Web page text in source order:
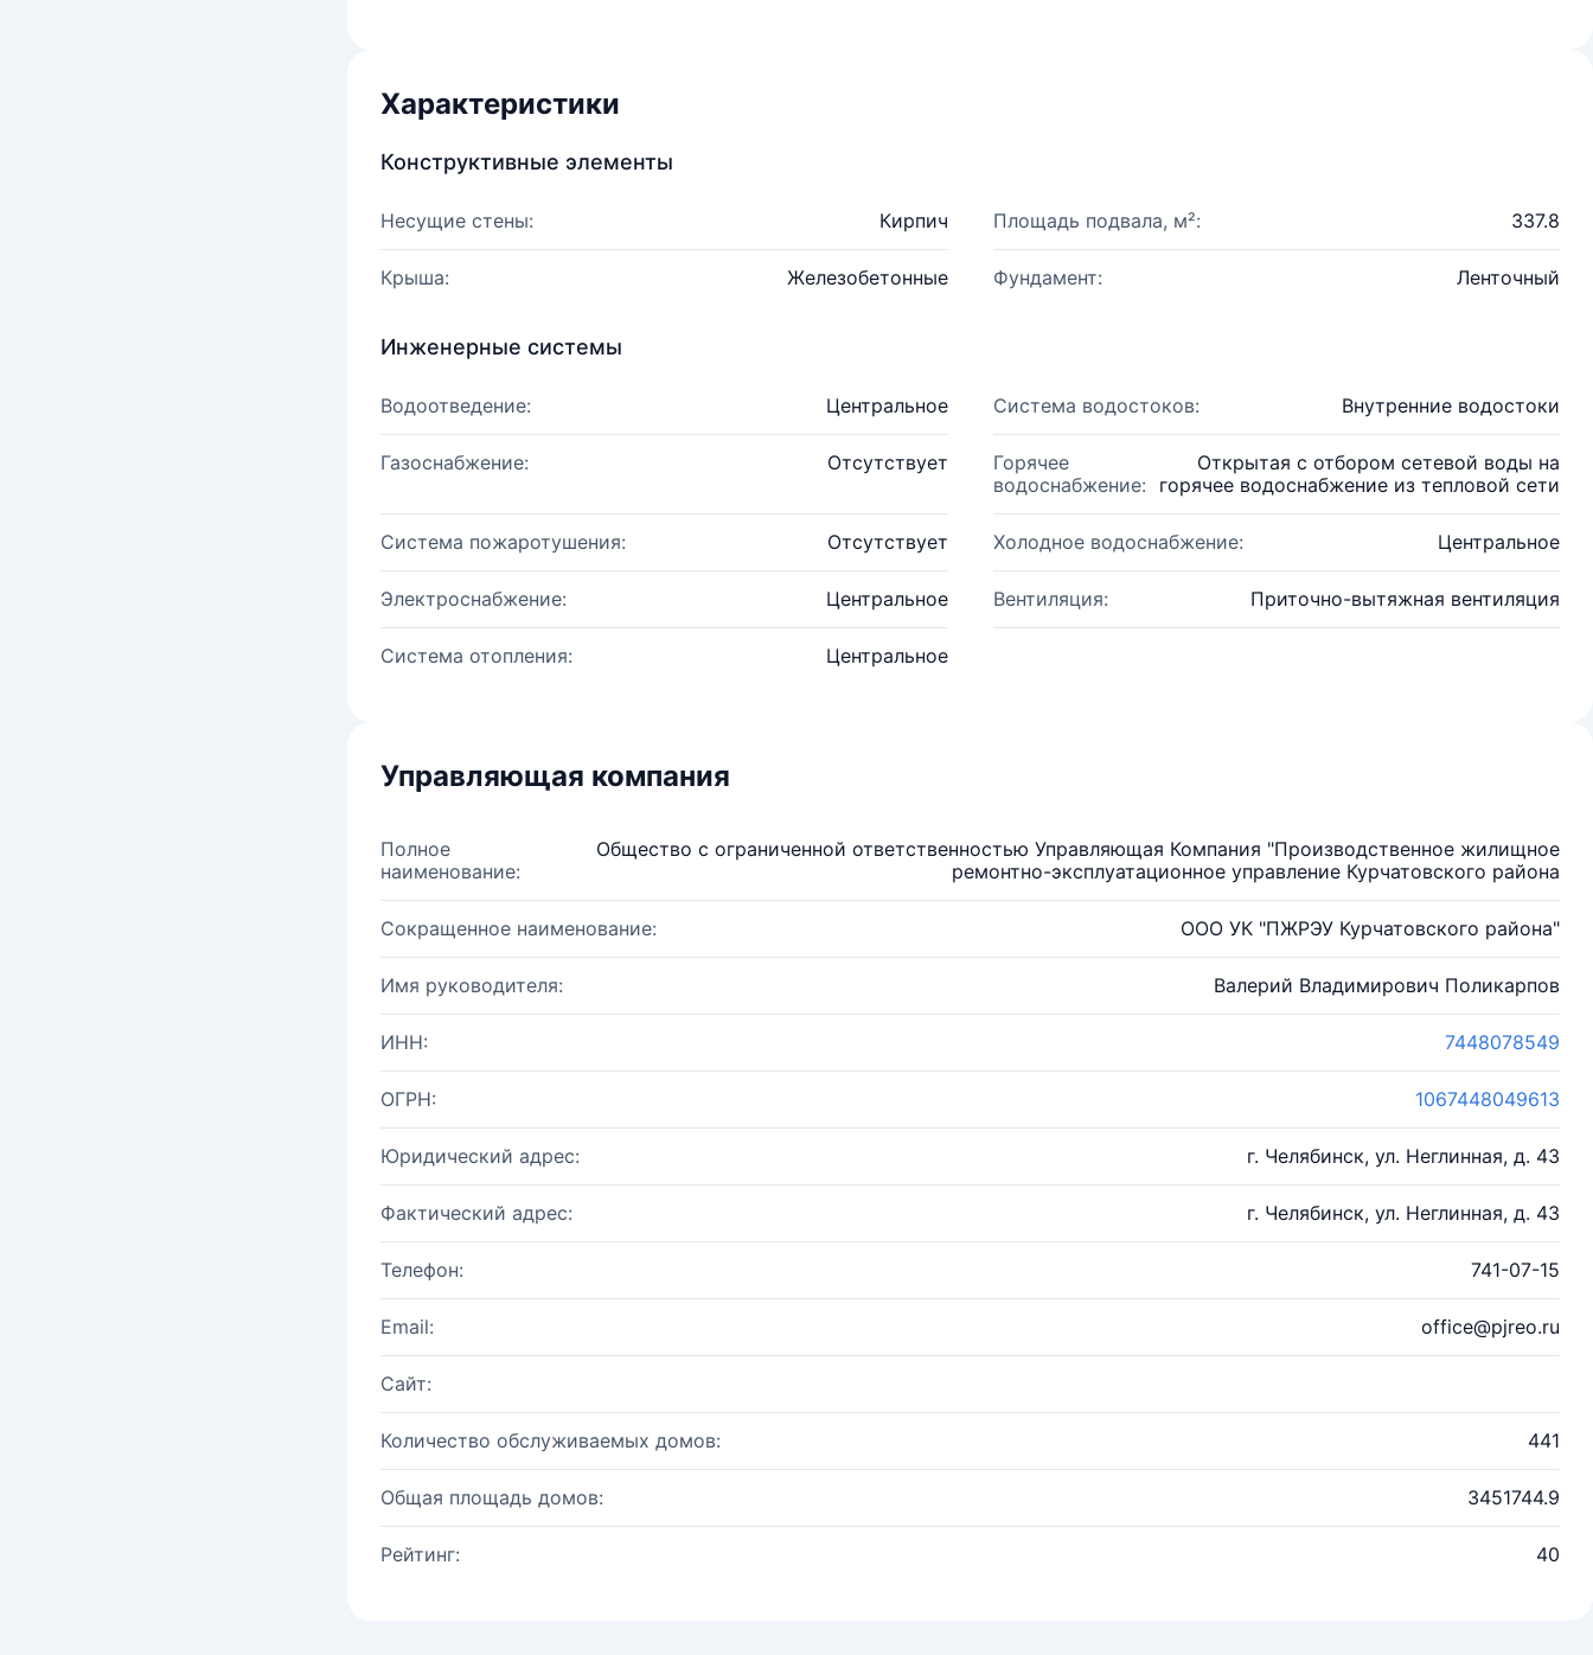
Характеристики
Конструктивные элементы
Несущие стены: Кирпич Площадь подвала, м²: 337.8
Крыша: Железобетонные Фундамент: Ленточный
Инженерные системы
Водоотведение: Центральное Система водостоков: Внутренние водостоки
Газоснабжение: Отсутствует
Горячее
водоснабжение:
Открытая с отбором сетевой воды на
горячее водоснабжение из тепловой сети
Система пожаротушения: Отсутствует Холодное водоснабжение: Центральное
Электроснабжение: Центральное Вентиляция: Приточно-вытяжная вентиляция
Система отопления: Центральное
Управляющая компания
Полное
наименование:
Общество с ограниченной ответственностью Управляющая Компания "Производственное жилищное
ремонтно-эксплуатационное управление Курчатовского района
Сокращенное наименование: ООО УК "ПЖРЭУ Курчатовского района"
Имя руководителя: Валерий Владимирович Поликарпов
ИНН: 7448078549
ОГРН: 1067448049613
Юридический адрес: г. Челябинск, ул. Неглинная, д. 43
Фактический адрес: г. Челябинск, ул. Неглинная, д. 43
Телефон: 741-07-15
Email: office@pjreo.ru
Сайт:
Количество обслуживаемых домов: 441
Общая площадь домов: 3451744.9
Рейтинг: 40